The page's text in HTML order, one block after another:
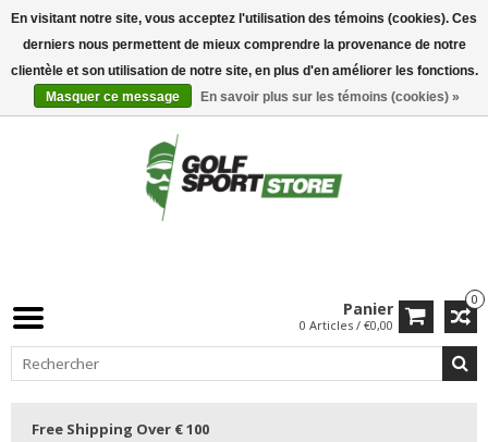
0
Panier
0 Articles / €0,00
Free Shipping Over € 100
En visitant notre site, vous acceptez l'utilisation des témoins (cookies). Ces
derniers nous permettent de mieux comprendre la provenance de notre
clientèle et son utilisation de notre site, en plus d'en améliorer les fonctions.
Masquer ce message
En savoir plus sur les témoins (cookies) »